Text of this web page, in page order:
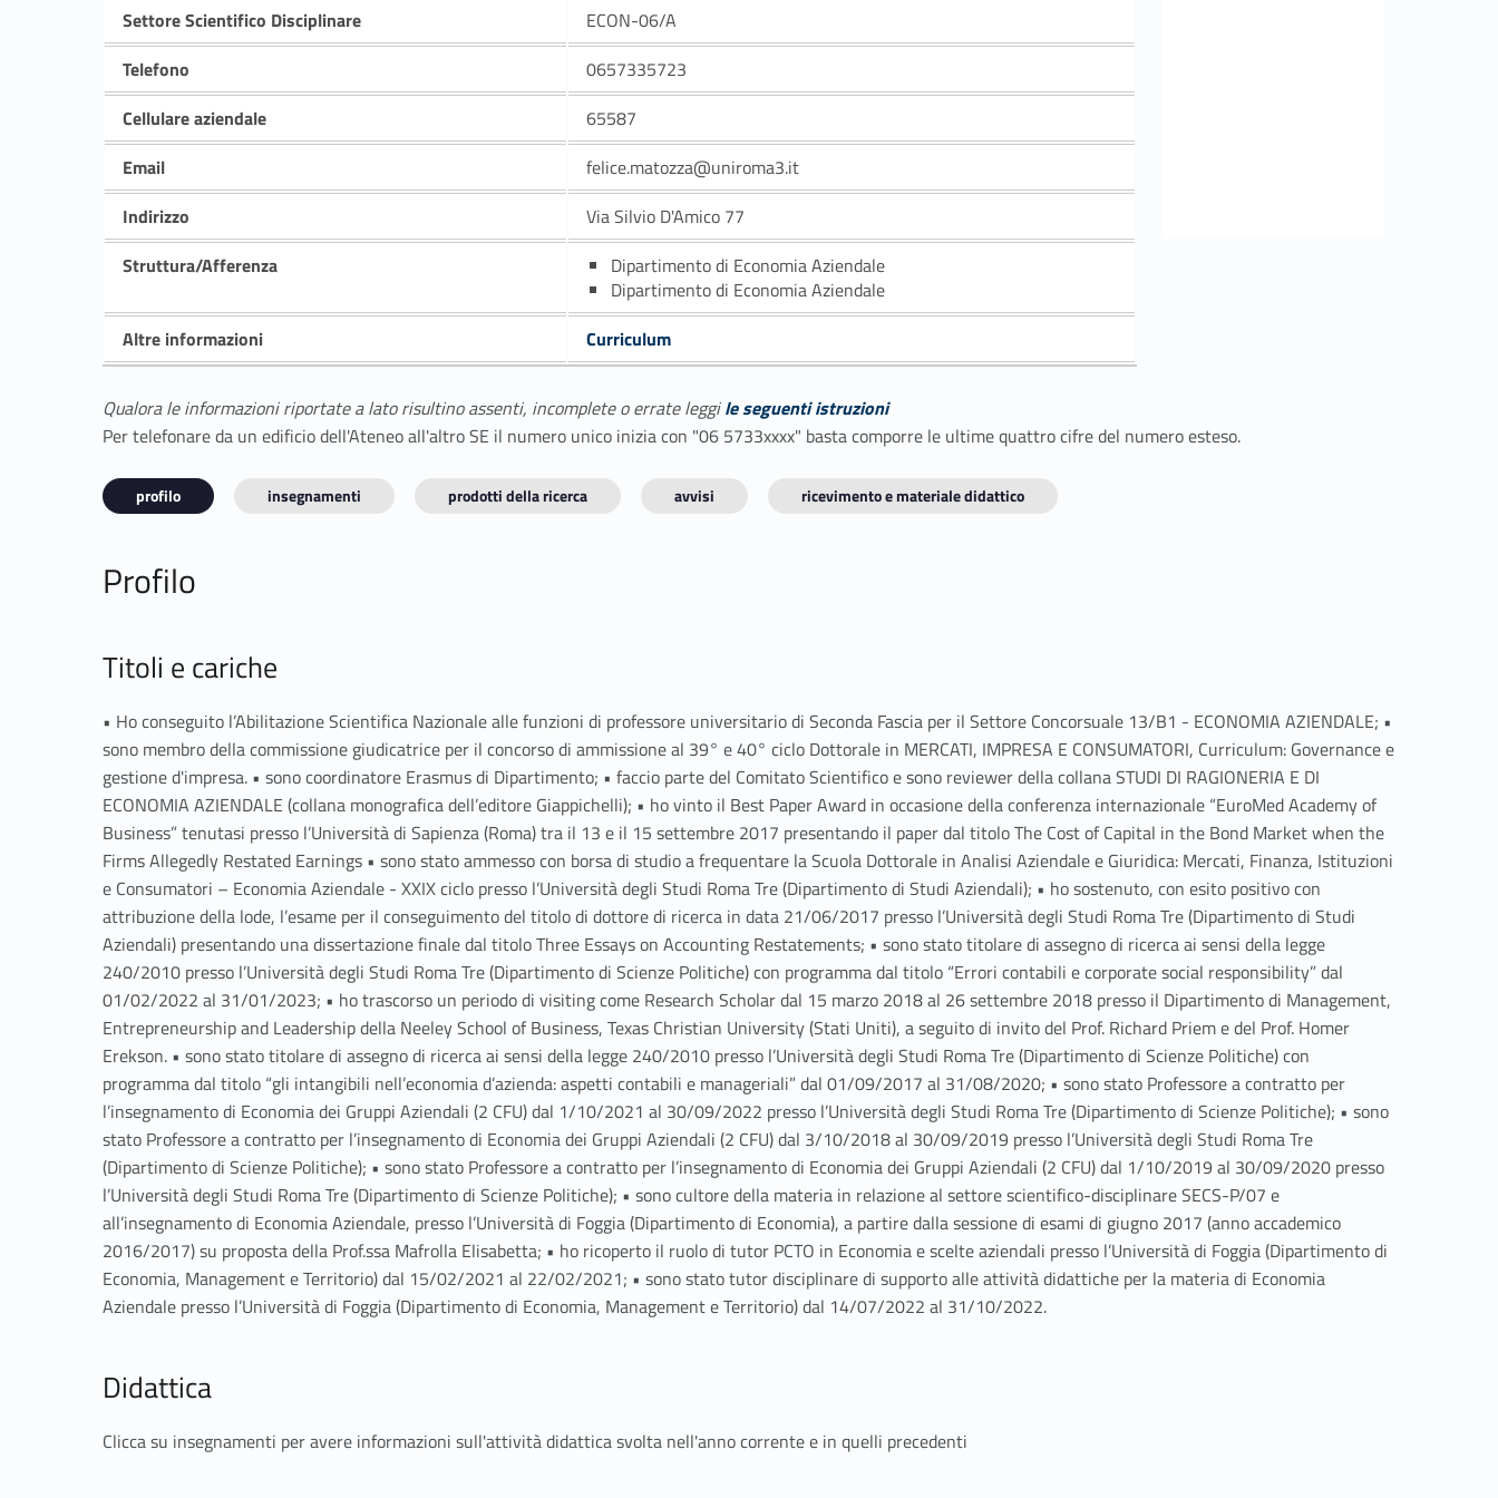
Settore Scientifico Disciplinare
ECON-06/A
Telefono
0657335723
Cellulare aziendale
65587
Email
felice.matozza@uniroma3.it
Indirizzo
Via Silvio D'Amico 77
Struttura/Afferenza
Dipartimento di Economia Aziendale
Dipartimento di Economia Aziendale
Altre informazioni
Curriculum
Qualora le informazioni riportate a lato risultino assenti, incomplete o errate leggile seguenti istruzioni
Per telefonare da un edificio dell'Ateneo all'altro SE il numero unico inizia con "06 5733xxxx" basta comporre le ultime quattro cifre del numero esteso.
profilo insegnamenti prodotti della ricerca avvisi ricevimento e materiale didattico
Profilo
Titoli e cariche
• Ho conseguito l’Abilitazione Scientifica Nazionale alle funzioni di professore universitario di Seconda Fascia per il Settore Concorsuale 13/B1 - ECONOMIA AZIENDALE; •
sono membro della commissione giudicatrice per il concorso di ammissione al 39° e 40° ciclo Dottorale in MERCATI, IMPRESA E CONSUMATORI, Curriculum: Governance e
gestione d'impresa. • sono coordinatore Erasmus di Dipartimento; • faccio parte del Comitato Scientifico e sono reviewer della collana STUDI DI RAGIONERIA E DI
ECONOMIA AZIENDALE (collana monografica dell’editore Giappichelli); • ho vinto il Best Paper Award in occasione della conferenza internazionale “EuroMed Academy of
Business” tenutasi presso l’Università di Sapienza (Roma) tra il 13 e il 15 settembre 2017 presentando il paper dal titolo The Cost of Capital in the Bond Market when the
Firms Allegedly Restated Earnings • sono stato ammesso con borsa di studio a frequentare la Scuola Dottorale in Analisi Aziendale e Giuridica: Mercati, Finanza, Istituzioni
e Consumatori – Economia Aziendale - XXIX ciclo presso l’Università degli Studi Roma Tre (Dipartimento di Studi Aziendali); • ho sostenuto, con esito positivo con
attribuzione della lode, l’esame per il conseguimento del titolo di dottore di ricerca in data 21/06/2017 presso l’Università degli Studi Roma Tre (Dipartimento di Studi
Aziendali) presentando una dissertazione finale dal titolo Three Essays on Accounting Restatements; • sono stato titolare di assegno di ricerca ai sensi della legge
240/2010 presso l’Università degli Studi Roma Tre (Dipartimento di Scienze Politiche) con programma dal titolo “Errori contabili e corporate social responsibility” dal
01/02/2022 al 31/01/2023; • ho trascorso un periodo di visiting come Research Scholar dal 15 marzo 2018 al 26 settembre 2018 presso il Dipartimento di Management,
Entrepreneurship and Leadership della Neeley School of Business, Texas Christian University (Stati Uniti), a seguito di invito del Prof. Richard Priem e del Prof. Homer
Erekson. • sono stato titolare di assegno di ricerca ai sensi della legge 240/2010 presso l’Università degli Studi Roma Tre (Dipartimento di Scienze Politiche) con
programma dal titolo “gli intangibili nell’economia d’azienda: aspetti contabili e manageriali” dal 01/09/2017 al 31/08/2020; • sono stato Professore a contratto per
l’insegnamento di Economia dei Gruppi Aziendali (2 CFU) dal 1/10/2021 al 30/09/2022 presso l’Università degli Studi Roma Tre (Dipartimento di Scienze Politiche); • sono
stato Professore a contratto per l’insegnamento di Economia dei Gruppi Aziendali (2 CFU) dal 3/10/2018 al 30/09/2019 presso l’Università degli Studi Roma Tre
(Dipartimento di Scienze Politiche); • sono stato Professore a contratto per l’insegnamento di Economia dei Gruppi Aziendali (2 CFU) dal 1/10/2019 al 30/09/2020 presso
l’Università degli Studi Roma Tre (Dipartimento di Scienze Politiche); • sono cultore della materia in relazione al settore scientifico-disciplinare SECS-P/07 e
all’insegnamento di Economia Aziendale, presso l’Università di Foggia (Dipartimento di Economia), a partire dalla sessione di esami di giugno 2017 (anno accademico
2016/2017) su proposta della Prof.ssa Mafrolla Elisabetta; • ho ricoperto il ruolo di tutor PCTO in Economia e scelte aziendali presso l’Università di Foggia (Dipartimento di
Economia, Management e Territorio) dal 15/02/2021 al 22/02/2021; • sono stato tutor disciplinare di supporto alle attività didattiche per la materia di Economia
Aziendale presso l’Università di Foggia (Dipartimento di Economia, Management e Territorio) dal 14/07/2022 al 31/10/2022.
Didattica
Clicca su insegnamenti per avere informazioni sull'attività didattica svolta nell'anno corrente e in quelli precedenti